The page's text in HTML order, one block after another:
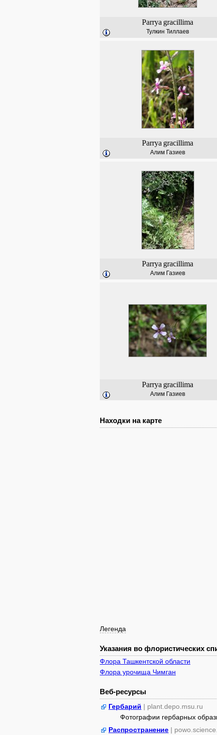
Parrya gracillima
Тулкин Тиллаев
Parrya gracillima
Алим Газиев
Parrya gracillima
Алим Газиев
Parrya gracillima
Алим Газиев
Находки на карте
Легенда
Указания во флористических
Флора Ташкентской области
Флора урочища Чимган
Веб-ресурсы
Гербарий | plant.depo.msu.ru
Фотографии гербарных
Распространение |